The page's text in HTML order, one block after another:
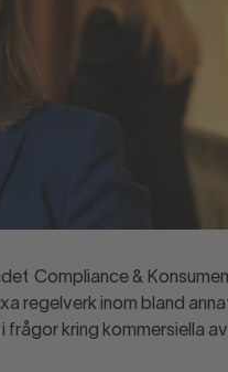
Compliance &
regelverk inom bland
kring kommersiella